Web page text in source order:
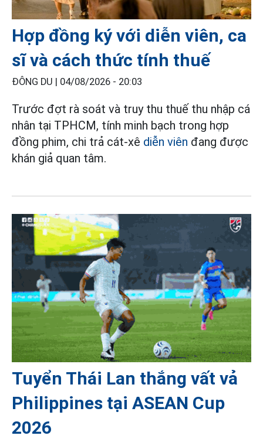
Hợp đồng ký với diễn viên, ca
sĩ và cách thức tính thuế
ĐÔNG DU | 04/08/2026 - 20:03
Trước đợt rà soát và truy thu thuế thu nhập cá
nhân tại TPHCM, tính minh bạch trong hợp
đồng phim, chi trả cát-xê diễn viên đang được
khán giả quan tâm.
Tuyển Thái Lan thắng vất vả
Philippines tại ASEAN Cup
2026